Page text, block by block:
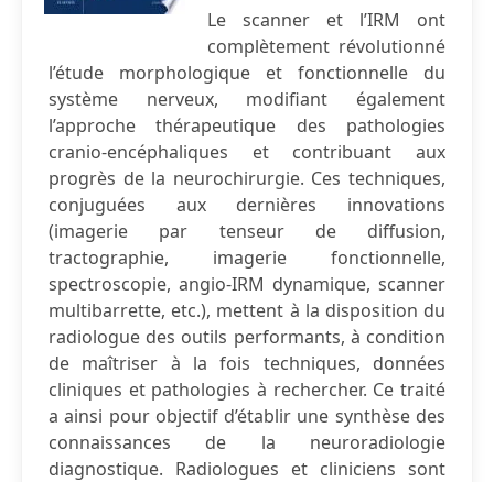
Le scanner et l’IRM ont
complètement révolutionné
l’étude morphologique et fonctionnelle du
système nerveux, modifiant également
l’approche thérapeutique des pathologies
cranio-encéphaliques et contribuant aux
progrès de la neurochirurgie. Ces techniques,
conjuguées aux dernières innovations
(imagerie par tenseur de diffusion,
tractographie, imagerie fonctionnelle,
spectroscopie, angio-IRM dynamique, scanner
multibarrette, etc.), mettent à la disposition du
radiologue des outils performants, à condition
de maîtriser à la fois techniques, données
cliniques et pathologies à rechercher. Ce traité
a ainsi pour objectif d’établir une synthèse des
connaissances de la neuroradiologie
diagnostique. Radiologues et cliniciens sont